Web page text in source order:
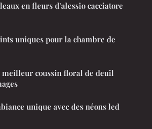
en fleurs d'alessio cacciatore
uniques pour la chambre de
meilleur coussin floral de deuil
unique avec des néons led